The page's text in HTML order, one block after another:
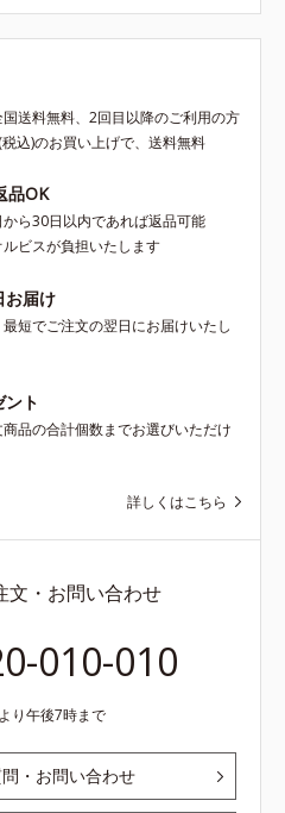
送料無料、2回目以降のご利用の方
込)のお買い上げで、送料無料
品OK
ら30日以内であれば返品可能
ビスが負担いたします
お届け
短でご注文の翌日にお届けいたし
ント
品の合計個数までお選びいただけ
詳しくはこちら
文・お問い合わせ
010-010
り午後7時まで
・お問い合わせ